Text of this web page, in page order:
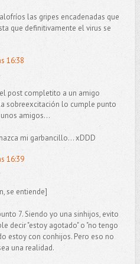
las gripes encadenadas que
que definitivamente el virus se
16:38
post completito a un amigo
sobreexcitación lo cumple punto
amigos...
mi garbancillo... xDDD
16:39
se entiende]
7. Siendo yo una sinhijos, evito
decir "estoy agotado" o "no tengo
estoy con conhijos. Pero eso no
una realidad.